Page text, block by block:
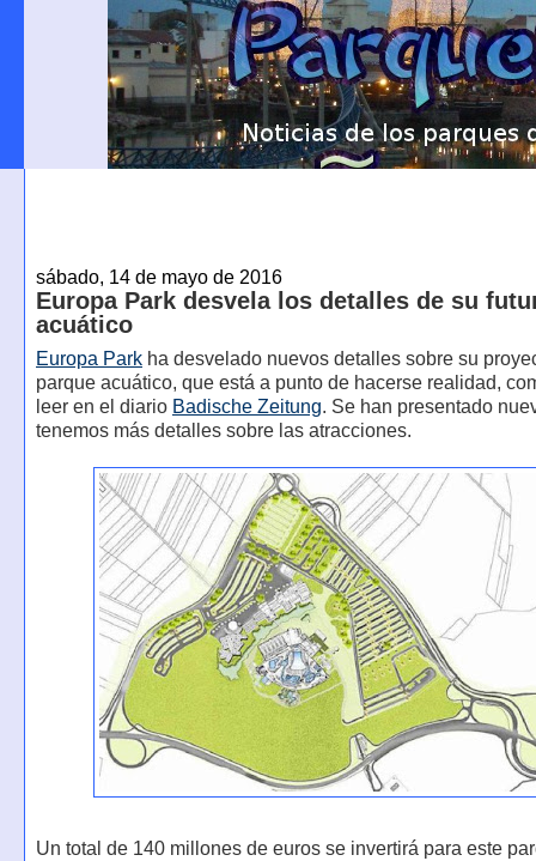
sábado, 14 de mayo de 2016
Europa Park desvela los detalles de su
acuático
Europa Parkha desvelado nuevos detalles sobre su
parque acuático, que está a punto de hacerse realidad,
leer en el diario Badische Zeitung. Se han presentado
tenemos más detalles sobre las atracciones.
Un total de 140 millones de euros se invertirá para este